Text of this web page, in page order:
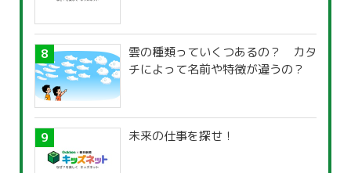
雲の種類っていくつあるの？ カタ
チによって名前や特徴が違うの？
未来の仕事を探せ！